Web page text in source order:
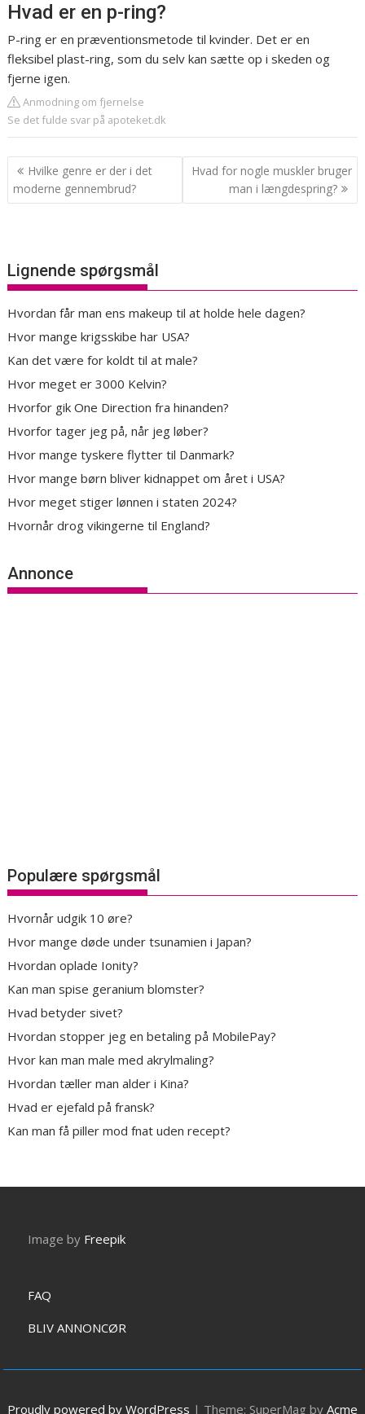
Hvad er en p-ring?
P-ring er en præventionsmetode til kvinder. Det er en
fleksibel plast-ring, som du selv kan sætte op i skeden og
fjerne igen.
Anmodning om fjernelse
Se det fulde svar på apoteket.dk
Indlægsnavigation
Hvilke genre er der i det
moderne gennembrud?
Hvad for nogle muskler bruger
man i længdespring?
Lignende spørgsmål
Hvordan får man ens makeup til at holde hele dagen?
Hvor mange krigsskibe har USA?
Kan det være for koldt til at male?
Hvor meget er 3000 Kelvin?
Hvorfor gik One Direction fra hinanden?
Hvorfor tager jeg på, når jeg løber?
Hvor mange tyskere flytter til Danmark?
Hvor mange børn bliver kidnappet om året i USA?
Hvor meget stiger lønnen i staten 2024?
Hvornår drog vikingerne til England?
Annonce
Populære spørgsmål
Hvornår udgik 10 øre?
Hvor mange døde under tsunamien i Japan?
Hvordan oplade Ionity?
Kan man spise geranium blomster?
Hvad betyder sivet?
Hvordan stopper jeg en betaling på MobilePay?
Hvor kan man male med akrylmaling?
Hvordan tæller man alder i Kina?
Hvad er ejefald på fransk?
Kan man få piller mod fnat uden recept?
Image by Freepik
FAQ
BLIV ANNONCØR
Proudly powered by WordPress | Theme: SuperMag by Acme